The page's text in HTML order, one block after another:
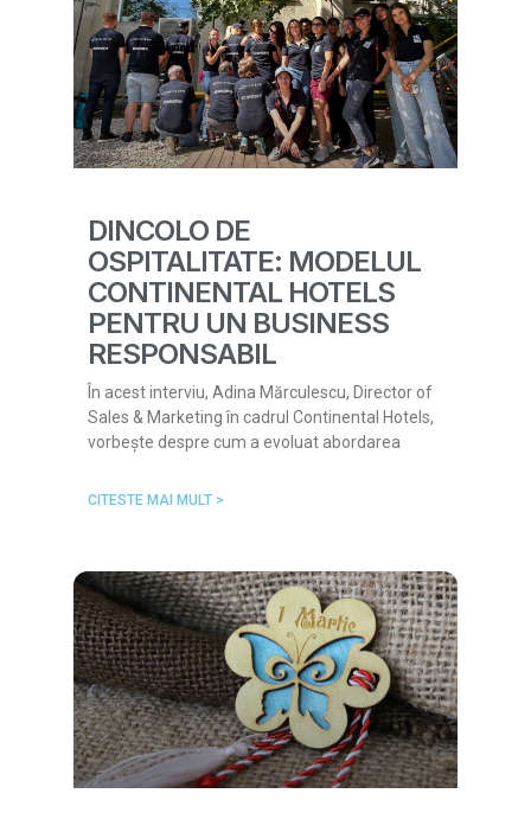
DINCOLO DE
OSPITALITATE: MODELUL
CONTINENTAL HOTELS
PENTRU UN BUSINESS
RESPONSABIL
În acest interviu, Adina Mărculescu, Director of
Sales & Marketing în cadrul Continental Hotels,
vorbește despre cum a evoluat abordarea
CITESTE MAI MULT >